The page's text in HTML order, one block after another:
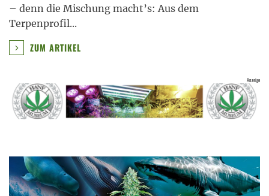
– denn die Mischung macht’s: Aus dem
Terpenprofil...
ZUM ARTIKEL